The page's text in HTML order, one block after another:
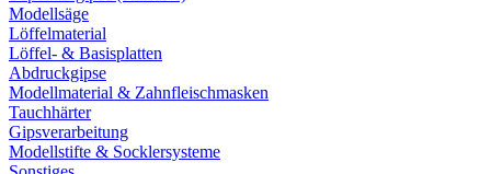
Modellsäge
Löffelmaterial
Löffel- & Basisplatten
Abdruckgipse
Modellmaterial & Zahnfleischmasken
Tauchhärter
Gipsverarbeitung
Modellstifte & Socklersysteme